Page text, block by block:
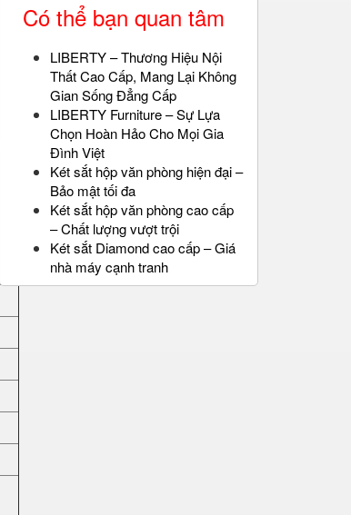
Có thể bạn quan tâm
LIBERTY – Thương Hiệu Nội
Thất Cao Cấp, Mang Lại Không
Gian Sống Đẳng Cấp
LIBERTY Furniture – Sự Lựa
Chọn Hoàn Hảo Cho Mọi Gia
Đình Việt
Két sắt hộp văn phòng hiện đại –
Bảo mật tối đa
Két sắt hộp văn phòng cao cấp
– Chất lượng vượt trội
Két sắt Diamond cao cấp – Giá
nhà máy cạnh tranh